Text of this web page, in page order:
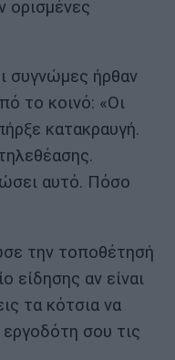
ορισμένες
συγνώμες ήρθαν
το κοινό: «Οι
κατακραυγή.
αυτό. Πόσο
την τοποθέτησή
είδησης αν είναι
τα κότσια να
εργοδότη σου τις